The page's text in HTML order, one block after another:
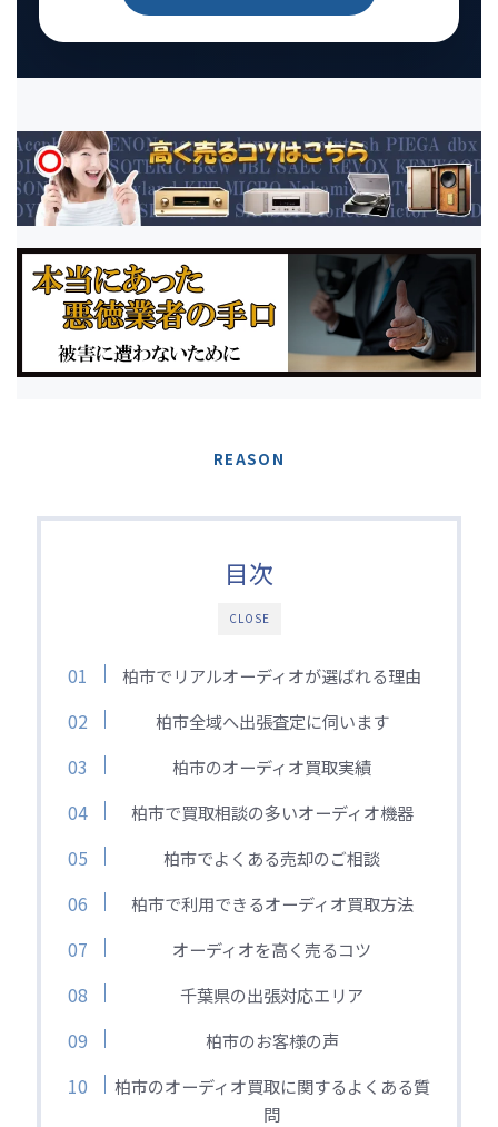
REASON
CLOSE
目次
柏市でリアルオーディオが選ばれる理由
柏市全域へ出張査定に伺います
柏市のオーディオ買取実績
柏市で買取相談の多いオーディオ機器
柏市でよくある売却のご相談
柏市で利用できるオーディオ買取方法
オーディオを高く売るコツ
千葉県の出張対応エリア
柏市のお客様の声
柏市のオーディオ買取に関するよくある質
問